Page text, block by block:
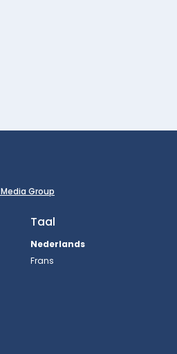
Group
Taal
Nederlands
Frans